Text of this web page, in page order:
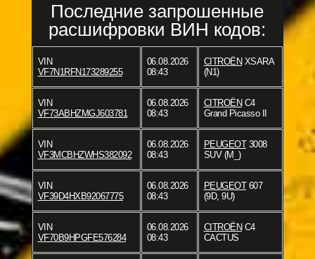
Последние запрошенные
расшифровки ВИН кодов:
VIN
VF7N1RFN173289255
06.08.2026
08:43
CITROËN XSARA
(N1)
VIN
VF73ABHZMGJ603781
06.08.2026
08:43
CITROËN C4
Grand Picasso II
VIN
VF3MCBHZWHS382092
06.08.2026
08:43
PEUGEOT3008
SUV (M_)
VIN
VF39D4HXB92067775
06.08.2026
08:43
PEUGEOT607
(9D, 9U)
VIN
VF70B9HPGFE576284
06.08.2026
08:43
CITROËN C4
CACTUS